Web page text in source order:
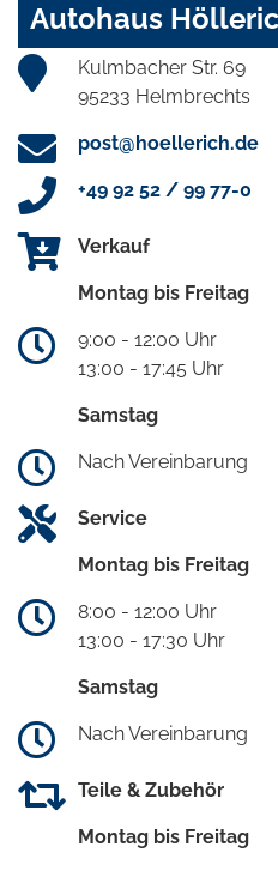
Autohaus
Kulmbacher Str. 69
95233 Helmbrechts
post@hoellerich.de
+49 92 52 / 99 77-0
Verkauf
Montag bis Freitag
9:00 - 12:00 Uhr
13:00 - 17:45 Uhr
Samstag
Nach Vereinbarung
Service
Montag bis Freitag
8:00 - 12:00 Uhr
13:00 - 17:30 Uhr
Samstag
Nach Vereinbarung
Teile & Zubehör
Montag bis Freitag